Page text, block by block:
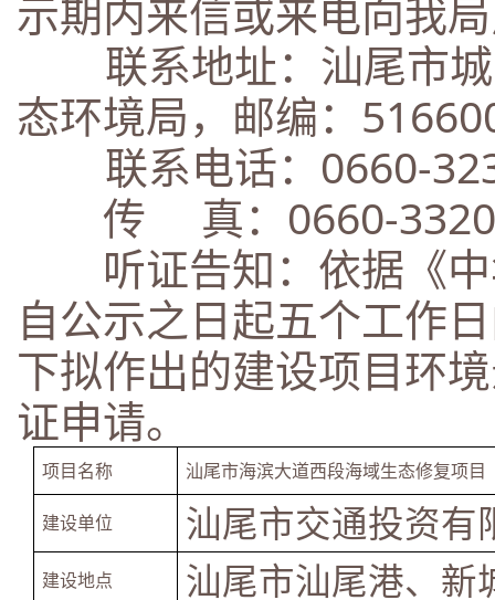
示期内来信或来电向我
联系地址：汕尾市城
态环境局，邮编：
联系电话：0660-
传 真：0660-
听证告知：依据《中
自公示之日起五个工作
下拟作出的建设项目环
证申请。
项目名称 汕尾市海滨大道西段海域生态修复项目
建设单位 汕尾市交通投资有
建设地点 汕尾市汕尾港、新